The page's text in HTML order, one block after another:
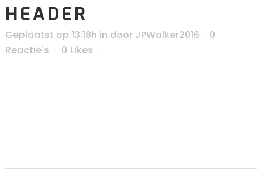
HEADER
Geplaatst op 13:18h in door JPWalker2016
0
Reactie's
0 Likes